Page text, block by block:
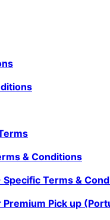
& Conditions
Terms &
Pick up